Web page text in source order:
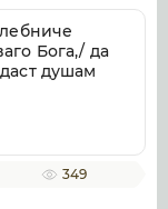
Бога,/ да
душам
349